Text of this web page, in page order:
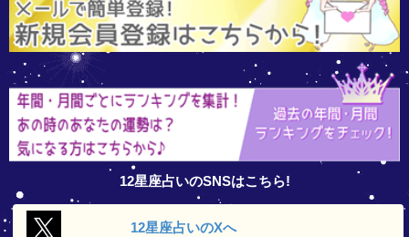
12星座占いのSNSはこちら!
12星座占いのXへ